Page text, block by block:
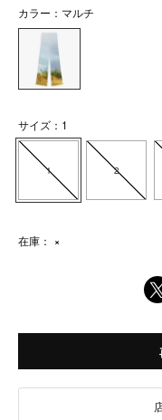
カラー：マルチ
サイズ：1
1 2
在庫： ×